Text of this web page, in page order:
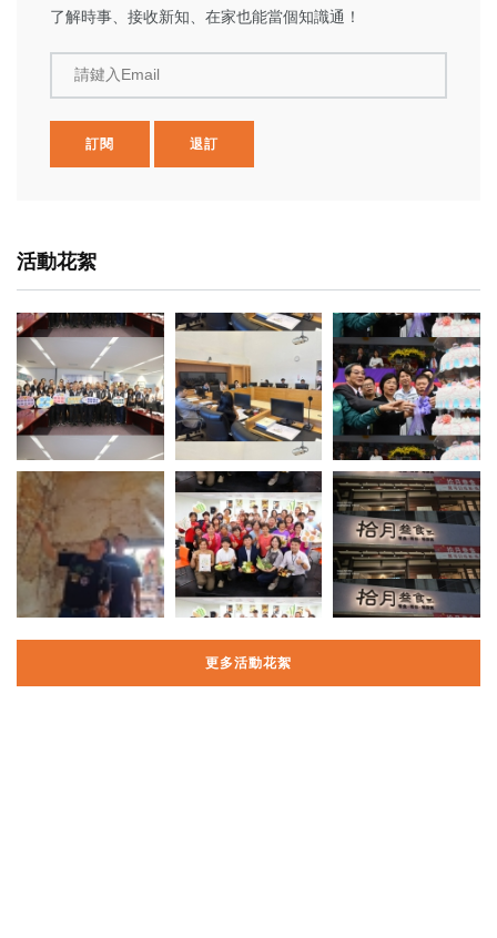
了解時事、接收新知、在家也能當個知識通！
請鍵入Email
訂閱 退訂
活動花絮
更多活動花絮